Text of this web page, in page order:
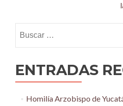
ENTRADAS
Homilía Arzobispo de